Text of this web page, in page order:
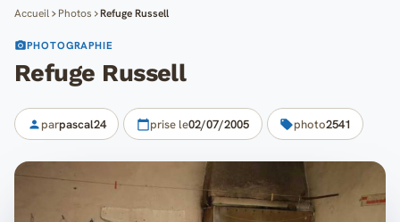
Accueil Photos Refuge Russell
PHOTOGRAPHIE
Refuge Russell
parpascal24 prise le02/07/2005 photo2541